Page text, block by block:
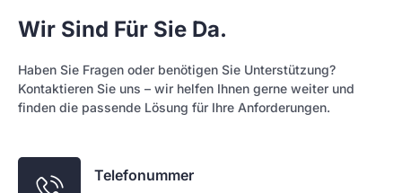
Wir Sind Für Sie Da.
Haben Sie Fragen oder benötigen Sie Unterstützung?
Kontaktieren Sie uns – wir helfen Ihnen gerne weiter und
finden die passende Lösung für Ihre Anforderungen.
Telefonummer